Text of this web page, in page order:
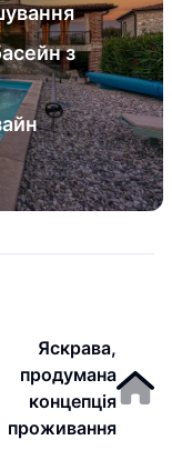
з
Яскрава,
продумана
концепція
проживання